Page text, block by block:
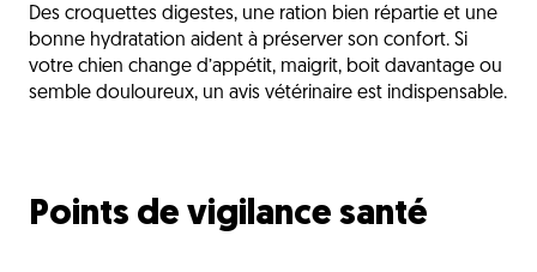
Des croquettes digestes, une ration bien répartie et une
bonne hydratation aident à préserver son confort. Si
votre chien change d’appétit, maigrit, boit davantage ou
semble douloureux, un avis vétérinaire est indispensable.
Points de vigilance santé